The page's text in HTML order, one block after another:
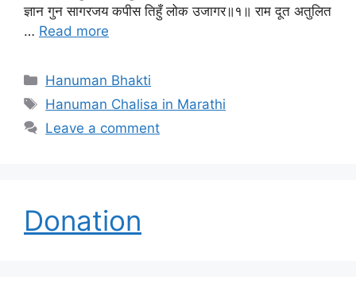
ज्ञान गुन सागरजय कपीस तिहुँ लोक उजागर॥१॥ राम दूत अतुलित
… Read more
Categories
Hanuman Bhakti
Tags
Hanuman Chalisa in Marathi
Leave a comment
Donation